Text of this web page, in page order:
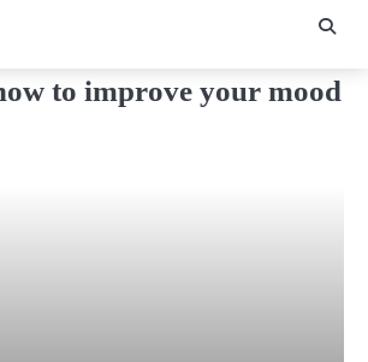
to improve your mood